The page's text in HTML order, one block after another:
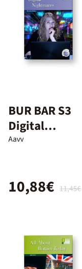
BUR BAR S3
Digital
Nightmares/2
Aavv
11,45€
10,88€